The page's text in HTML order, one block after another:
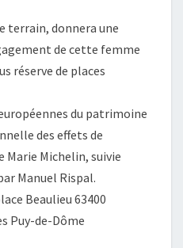
terrain, donnera une
de cette femme
réserve de places
du patrimoine
des effets de
Michelin, suivie
Manuel Rispal.
Beaulieu 63400
Puy-de-Dôme